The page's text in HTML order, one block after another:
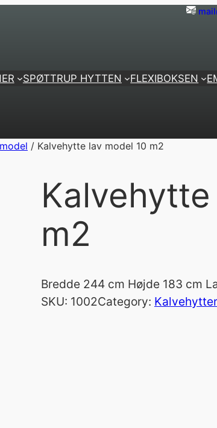
SPØTTRUP HYTTEN FLEXIBOKSEN
/ Kalvehytte lav model 10 m2
m2
Bredde 244 cm Højde 183 cm
SKU: 1002Category: